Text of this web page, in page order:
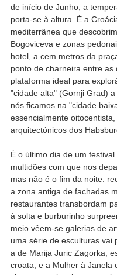
de início de Junho, a
porta-se à altura. É a
mediterrânea que
Bogoviceva e zonas
hotel, a cem metros da
ponto de charneira entre
plataforma ideal para
"cidade alta" (Gornji Grad)
nós ficamos na "cidade
essencialmente
arquitectónicos dos
É o último dia de um
multidões com que nos
mas não é o fim da noite:
a zona antiga de fachadas
restaurantes transbordam
à solta e burburinho
meio vêem-se galerias de
uma série de esculturas vai
a de Marija Juric Zagorka,
croata, e a Mulher à Janela